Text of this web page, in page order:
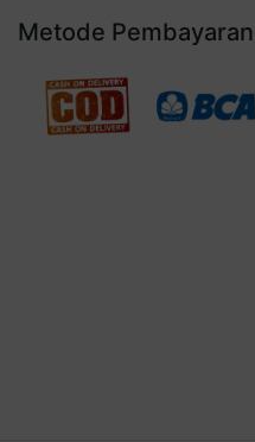
Metode Pembayaran